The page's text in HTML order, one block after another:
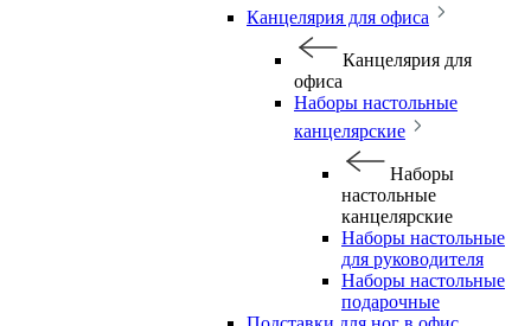
Канцелярия для офиса
Канцелярия для
офиса
Наборы настольные
канцелярские
Наборы
настольные
канцелярские
Наборы настольные
для руководителя
Наборы настольные
подарочные